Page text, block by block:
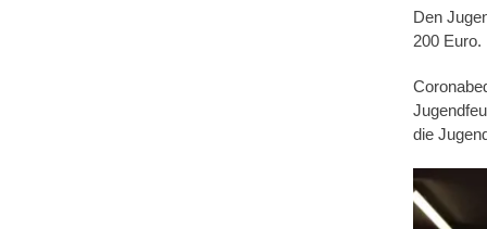
Den
200 Euro.
die